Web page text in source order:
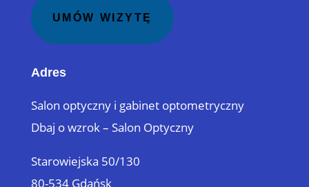
UMÓW WIZYTĘ
Adres
Salon optyczny i gabinet optometryczny
Dbaj o wzrok – Salon Optyczny
Starowiejska 50/130
80-534 Gdańsk